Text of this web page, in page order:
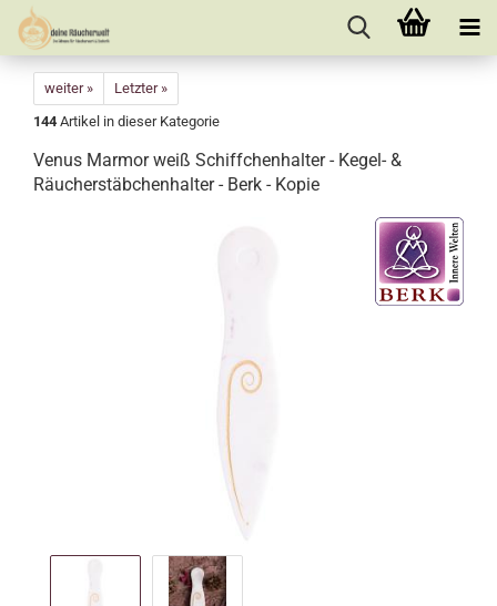
weiter »
Letzter »
144 Artikel in dieser Kategorie
Venus Marmor weiß Schiffchenhalter - Kegel- &
Räucherstäbchenhalter - Berk - Kopie